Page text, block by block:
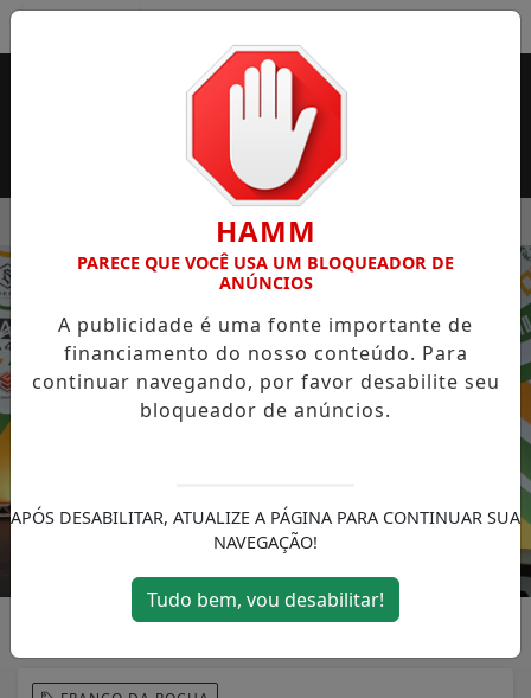
ROSSI SERÁ BREVEMENTE INAUGURADA EM
EM ALTA
HAMM
PARECE QUE VOCÊ USA UM BLOQUEADOR DE
ANÚNCIOS
A publicidade é uma fonte importante de
financiamento do nosso conteúdo. Para
continuar navegando, por favor desabilite seu
bloqueador de anúncios.
APÓS DESABILITAR, ATUALIZE A PÁGINA PARA CONTINUAR SUA
NAVEGAÇÃO!
Tudo bem, vou desabilitar!